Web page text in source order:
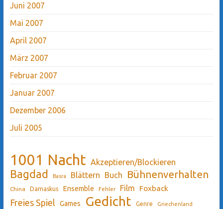
Juni 2007
Mai 2007
April 2007
März 2007
Februar 2007
Januar 2007
Dezember 2006
Juli 2005
1001 Nacht Akzeptieren/Blockieren
Bagdad Basra Blättern Buch Bühnenverhalten
China Damaskus Ensemble Fehler Film Foxback
Freies Spiel Games Gedicht Genre Griechenland